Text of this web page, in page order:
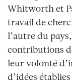
Whitworth et
travail de
l’autre du
contributions
leur volonté
d’idées